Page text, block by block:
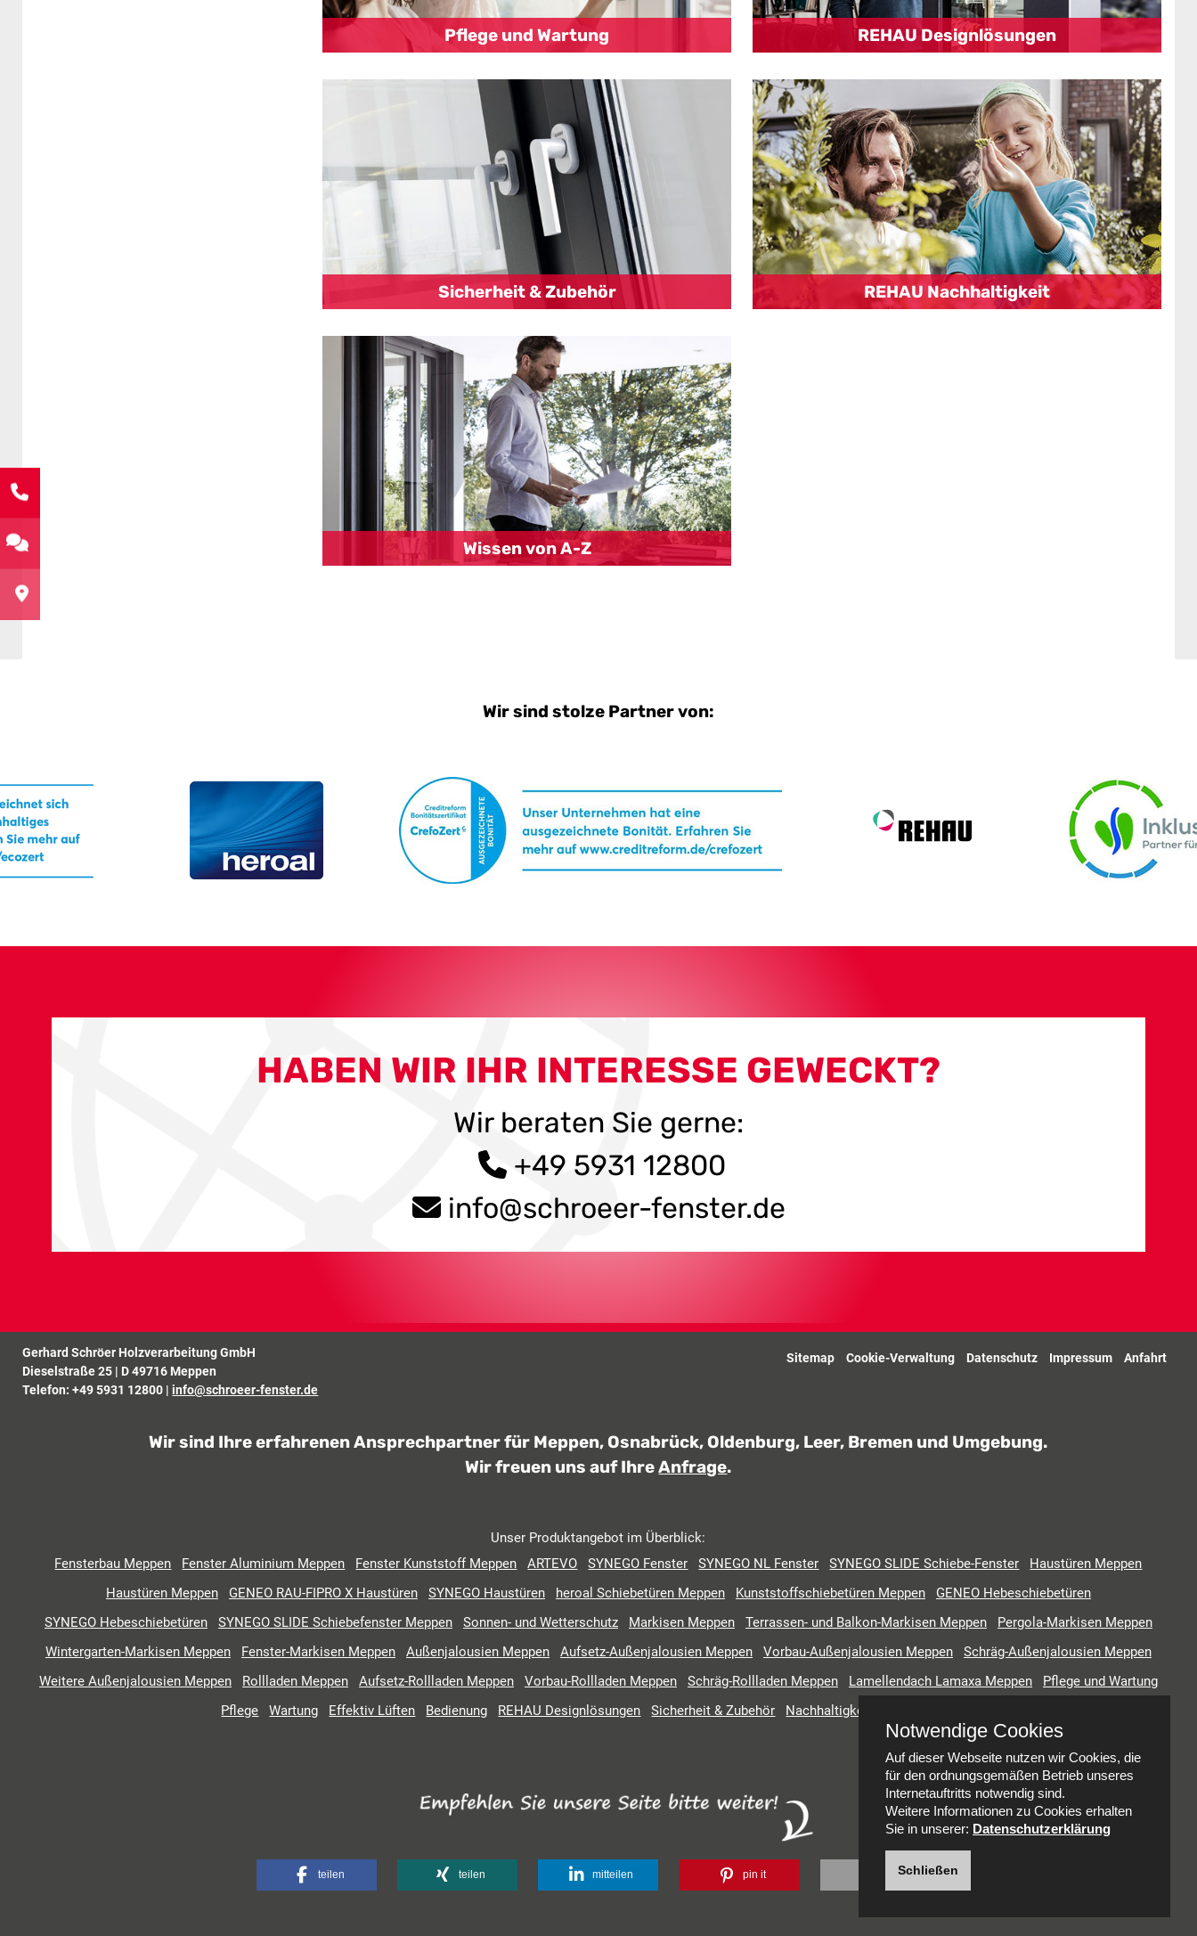
Pflege und Wartung REHAU Designlösungen
Sicherheit & Zubehör REHAU Nachhaltigkeit
Wissen von A-Z
Wir sind stolze Partner von:
HABEN WIR IHR INTERESSE GEWECKT?
Wir beraten Sie gerne:
+49 5931 12800
info@schroeer-fenster.de
Sitemap Cookie-Verwaltung Datenschutz Impressum Anfahrt
Gerhard Schröer Holzverarbeitung GmbH
Dieselstraße 25 | D 49716 Meppen
Telefon:+49 5931 12800 |info@schroeer-fenster.de
Wir sind Ihre erfahrenen Ansprechpartner für Meppen, Osnabrück, Oldenburg, Leer, Bremen und Umgebung.
Wir freuen uns auf IhreAnfrage.
Unser Produktangebot im Überblick:
Fensterbau Meppen
Fenster Aluminium Meppen Fenster Kunststoff Meppen ARTEVO SYNEGO Fenster SYNEGO NL Fenster SYNEGO SLIDE Schiebe-Fenster
Haustüren Meppen
Haustüren Meppen
GENEO RAU-FIPRO X Haustüren SYNEGO Haustüren heroal Schiebetüren Meppen Kunststoffschiebetüren Meppen
GENEO Hebeschiebetüren
SYNEGO Hebeschiebetüren
SYNEGO SLIDE Schiebefenster Meppen Sonnen- und Wetterschutz Markisen Meppen Terrassen- und Balkon-Markisen Meppen
Pergola-Markisen Meppen
Wintergarten-Markisen Meppen
Fenster-Markisen Meppen Außenjalousien Meppen Aufsetz-Außenjalousien Meppen Vorbau-Außenjalousien Meppen
Schräg-Außenjalousien Meppen
Weitere Außenjalousien Meppen
Rollladen Meppen Aufsetz-Rollladen Meppen Vorbau-Rollladen Meppen Schräg-Rollladen Meppen Lamellendach Lamaxa Meppen
Pflege und Wartung
Pflege
Wartung Effektiv Lüften Bedienung REHAU Designlösungen Sicherheit & Zubehör Nachhaltigkeit
teilen teilen mitteilen pin it mail
Notwendige Cookies
Auf dieser Webseite nutzen wir Cookies, die
für den ordnungsgemäßen Betrieb unseres
Internetauftritts notwendig sind.
Weitere Informationen zu Cookies erhalten
Sie in unserer: Datenschutzerklärung
Schließen